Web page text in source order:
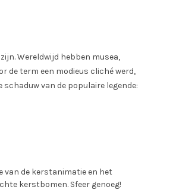
Wereldwijd hebben musea,
de term een modieus cliché werd,
van de populaire legende:
van de kerstanimatie en het
kerstbomen. Sfeer genoeg!